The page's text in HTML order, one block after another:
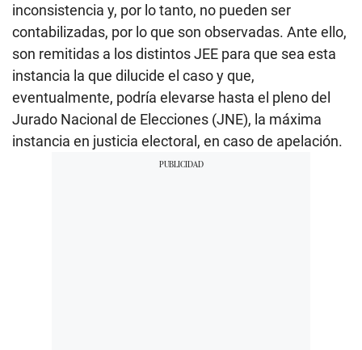
inconsistencia y, por lo tanto, no pueden ser
contabilizadas, por lo que son observadas. Ante ello,
son remitidas a los distintos JEE para que sea esta
instancia la que dilucide el caso y que,
eventualmente, podría elevarse hasta el pleno del
Jurado Nacional de Elecciones (JNE), la máxima
instancia en justicia electoral, en caso de apelación.